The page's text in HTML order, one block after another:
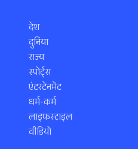
देश
दुनिया
राज्य
स्पोर्ट्स
एंटरटेनमेंट
धर्म-कर्म
लाइफस्टाइल
वीडियो